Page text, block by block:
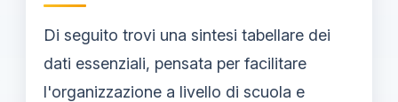
Di seguito trovi una sintesi tabellare dei
dati essenziali, pensata per facilitare
l'organizzazione a livello di scuola e